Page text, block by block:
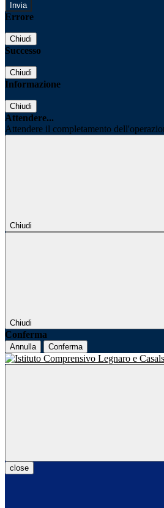
Errore
Chiudi
Successo
Chiudi
Informazione
Chiudi
Attendere...
Attendere il completamento
Chiudi
Chiudi
Conferma
Annulla Conferma
close